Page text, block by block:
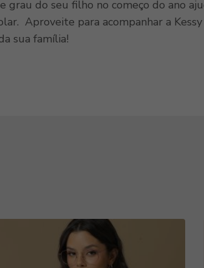
grau do seu filho no começo do ano
Aproveite para acompanhar a
sua família!